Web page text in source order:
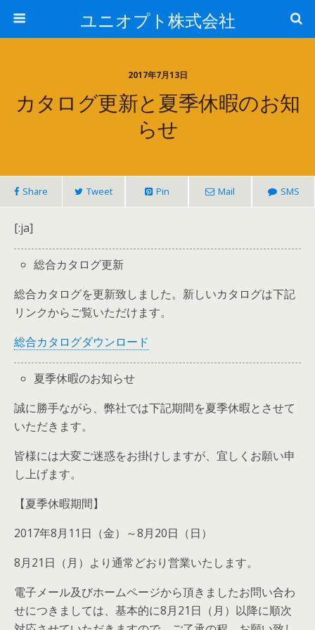
ユニオプト株式会社
2017年7月13日
カタログ更新と夏季休暇のお知
らせ
Share Tweet Pin Mail SMS
[:ja]
総合カタログ更新
総合カタログを更新致しました。新しいカタログは下記
リンクからご覧いただけます。
総合カタログダウンロード
夏季休暇のお知らせ
誠に勝手ながら、弊社では下記期間を夏季休暇とさせて
いただきます。
皆様には大変ご迷惑をお掛けしますが、宜しくお願い申
し上げます。
【夏季休暇期間】
2017年8月11日（金）～8月20日（日）
8月21日（月）より通常どおり営業いたします。
電子メール及びホームページから頂きましたお問い合わ
せにつきましては、基本的に8月21日（月）以降に順次